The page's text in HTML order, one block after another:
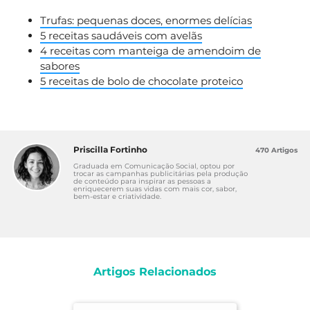
Trufas: pequenas doces, enormes delícias
5 receitas saudáveis com avelãs
4 receitas com manteiga de amendoim de
sabores
5 receitas de bolo de chocolate proteico
Priscilla Fortinho
Graduada em Comunicação Social, optou por
trocar as campanhas publicitárias pela produção
de conteúdo para inspirar as pessoas a
enriquecerem suas vidas com mais cor, sabor,
bem-estar e criatividade.
470 Artigos
Artigos Relacionados